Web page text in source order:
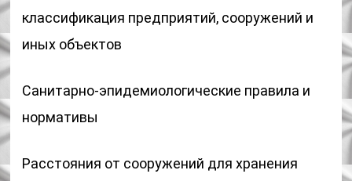
классификация предприятий, сооружений и
иных объектов
Санитарно-эпидемиологические правила и
нормативы
Расстояния от сооружений для хранения